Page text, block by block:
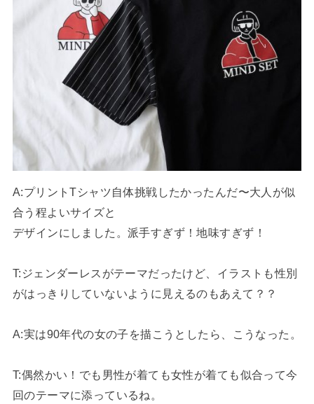
A:プリントTシャツ自体挑戦したかったんだ〜大人が似
合う程よいサイズと
デザインにしました。派手すぎず！地味すぎず！
T:ジェンダーレスがテーマだったけど、イラストも性別
がはっきりしていないように見えるのもあえて？？
A:実は90年代の女の子を描こうとしたら、こうなった。
T:偶然かい！でも男性が着ても女性が着ても似合って今
回のテーマに添っているね。